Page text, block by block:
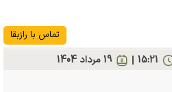
تماس با رازبقا
19 مرداد 1404 15:21